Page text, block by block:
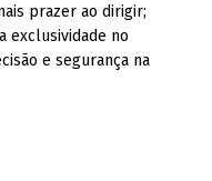
prazer ao dirigir;
exclusividade no
e segurança na